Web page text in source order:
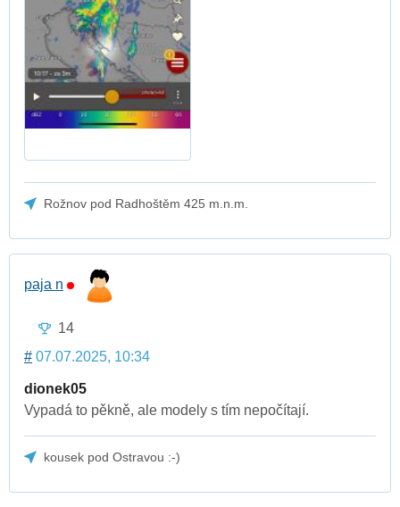
Rožnov pod Radhoštěm 425 m.n.m.
paja n
14
# 07.07.2025, 10:34
dionek05
Vypadá to pěkně, ale modely s tím nepočítají.
kousek pod Ostravou :-)